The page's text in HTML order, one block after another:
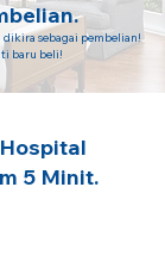
sebagai pembelian!
baru beli!
5 Minit.